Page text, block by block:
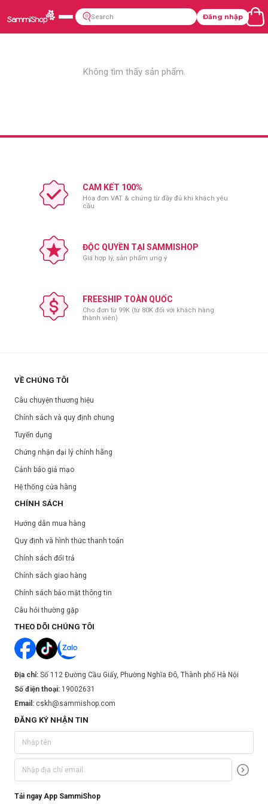
Đăng nhập
Không tìm thấy sản phẩm.
CAM KẾT 100%
Hóa đơn VAT & chứng từ đầy đủ khi khách yêu
cầu
ĐỘC QUYỀN TẠI SAMMISHOP
Giá hợp lý, sản phẩm ưng ý
FREESHIP TOÀN QUỐC
Cho đơn từ 99K (từ 80K đối với khách hàng
thành viên)
VỀ CHÚNG TÔI
Câu chuyện thương hiệu
Chính sách và quy định chung
Tuyển dụng
Chứng nhận đại lý chính hãng
Cảnh báo giả mạo
Hệ thống cửa hàng
CHÍNH SÁCH
Hướng dẫn mua hàng
Quy định và hình thức thanh toán
Chính sách đổi trả
Chính sách giao hàng
Chính sách bảo mật thông tin
Câu hỏi thường gặp
THEO DÕI CHÚNG TÔI
Địa chỉ: Số 112 Đường Cầu Giấy, Phường Nghĩa Đô, Thành phố Hà Nội
Số điện thoại: 19002631
Email: cskh@sammishop.com
ĐĂNG KÝ NHẬN TIN
Tải ngay App SammiShop